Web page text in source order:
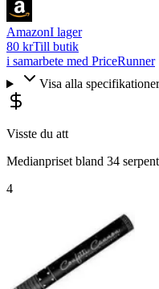
AmazonI lager
80 krTill butik
i samarbete med PriceRunner
Visa alla specifikationer
Visste du att
Medianpriset bland 34
4